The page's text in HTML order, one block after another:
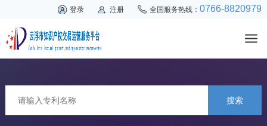
登录 注册 全国服务热线：0766-8820979
搜索